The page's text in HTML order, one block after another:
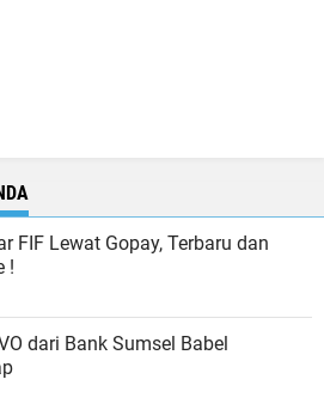
FIF Lewat Gopay, Terbaru dan
!
dari Bank Sumsel Babel